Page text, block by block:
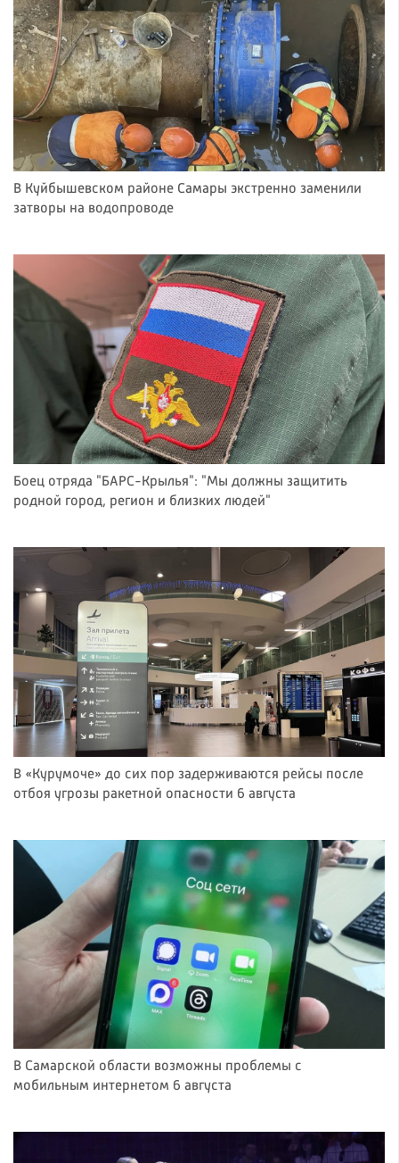
В Куйбышевском районе Самары экстренно заменили
затворы на водопроводе
Боец отряда "БАРС-Крылья": "Мы должны защитить
родной город, регион и близких людей"
В «Курумоче» до сих пор задерживаются рейсы после
отбоя угрозы ракетной опасности 6 августа
В Самарской области возможны проблемы с
мобильным интернетом 6 августа